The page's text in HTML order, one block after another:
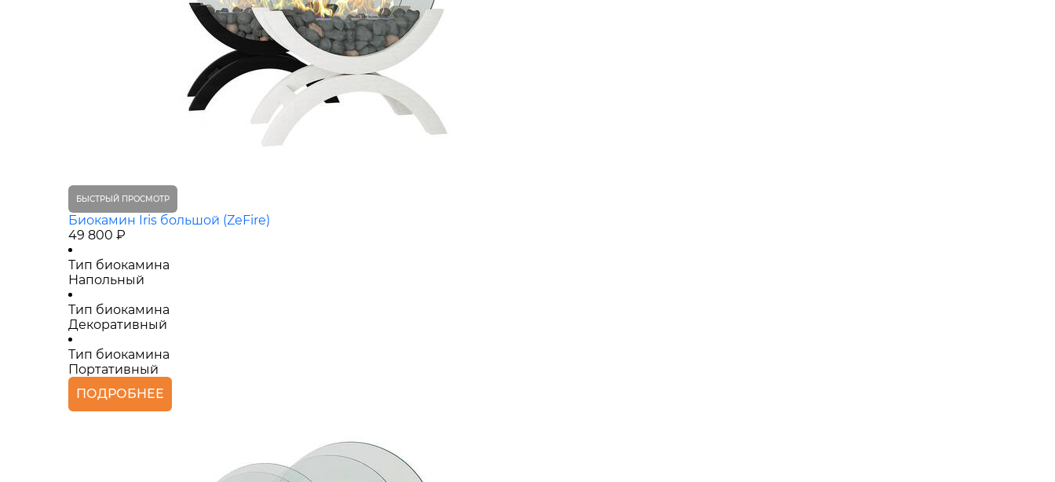
БЫСТРЫЙ ПРОСМОТР
Биокамин Iris большой (ZeFire)
49 800 ₽
Тип биокамина
Напольный
Тип биокамина
Декоративный
Тип биокамина
Портативный
ПОДРОБНЕЕ